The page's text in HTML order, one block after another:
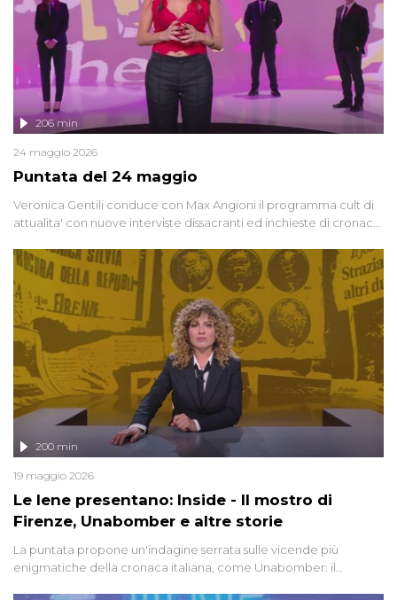
Puntata del 24 maggio
206 min
24 maggio 2026
Veronica Gentili conduce con Max Angioni il programma cult di
attualita' con nuove interviste dissacranti ed inchieste di cronaca
Le Iene presentano: Inside - Il mostro di
Firenze, Unabomber e altre storie
200 min
19 maggio 2026
La puntata propone un'indagine serrata sulle vicende più
enigmatiche della cronaca italiana, come Unabomber: il